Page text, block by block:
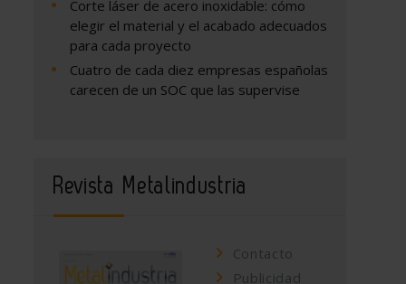
Corte láser de acero inoxidable: cómo
elegir el material y el acabado adecuados
para cada proyecto
Cuatro de cada diez empresas españolas
carecen de un SOC que las supervise
Revista Metalindustria
Contacto
Publicidad